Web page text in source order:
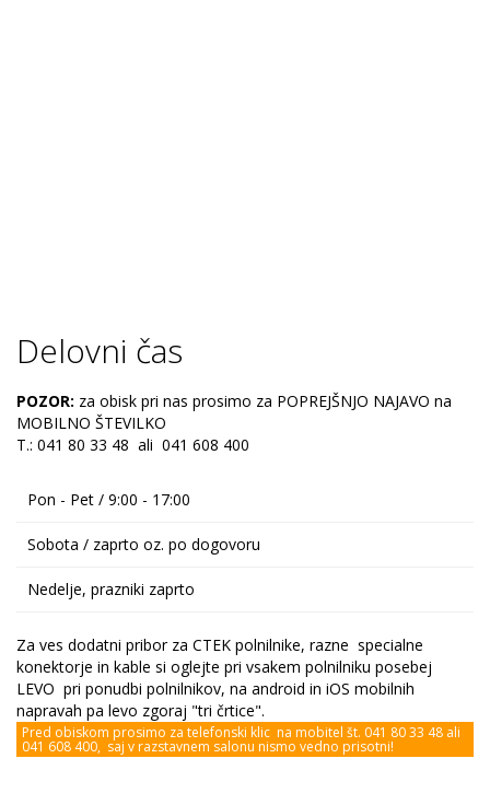
Delovni čas
POZOR: za obisk pri nas prosimo za POPREJŠNJO NAJAVO na
MOBILNO ŠTEVILKO
T.: 041 80 33 48 ali 041 608 400
Pon - Pet / 9:00 - 17:00
Sobota / zaprto oz. po dogovoru
Nedelje, prazniki zaprto
Za ves dodatni pribor za CTEK polnilnike, razne specialne
konektorje in kable si oglejte pri vsakem polnilniku posebej
LEVO pri ponudbi polnilnikov, na android in iOS mobilnih
napravah pa levo zgoraj "tri črtice".
Pred obiskom prosimo za telefonski klic na mobitel št. 041 80 33 48 ali
041 608 400, saj v razstavnem salonu nismo vedno prisotni!